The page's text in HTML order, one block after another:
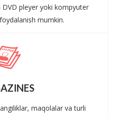
pleyer yoki kompyuter
mumkin.
maqolalar va turli